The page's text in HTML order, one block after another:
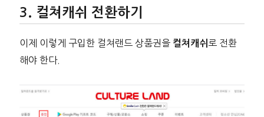
컬쳐캐쉬 전환하기
이제 이렇게 구입한 컬쳐랜드 상품권을 컬쳐캐쉬 로 전환
해야 한다.